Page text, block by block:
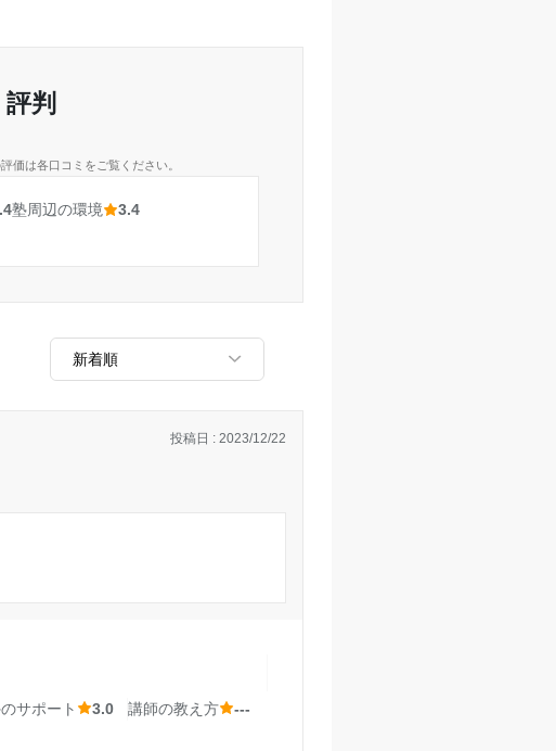
判
価は各口コミをご覧ください。
塾周辺の環境
3.4
投稿日 : 2023/12/22
サポート 3.0 講師の教え方 ---